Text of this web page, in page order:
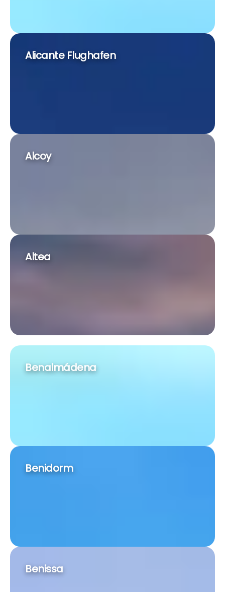
Alicante Flughafen
Alcoy
Altea
Benalmádena
Benidorm
Benissa